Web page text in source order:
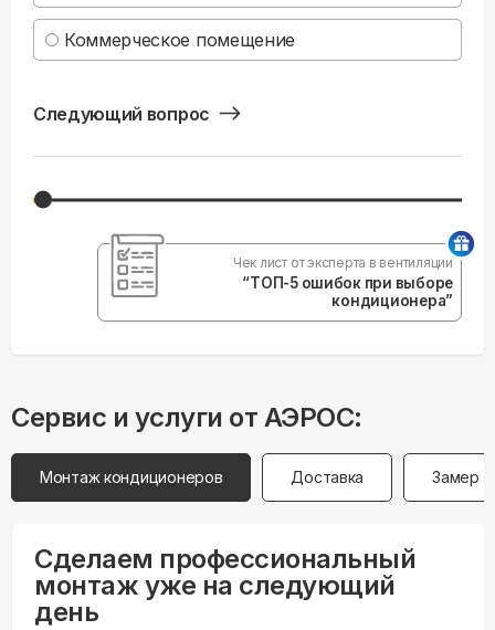
Коммерческое помещение
Следующий вопрос
Чек лист от эксперта в вентиляции
“ТОП-5 ошибок при выборе
кондиционера”
Сервис и услуги от АЭРОС:
Монтаж кондиционеров Доставка Замер
Сделаем профессиональный
монтаж уже на следующий
день